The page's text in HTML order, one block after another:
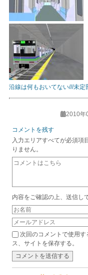
沿線は何もおいてない///未定
2010年
コメントを残す
入力エリアすべてが必須項
りません。
内容をご確認の上、送信し
次回のコメントで使用
ス、サイトを保存する。